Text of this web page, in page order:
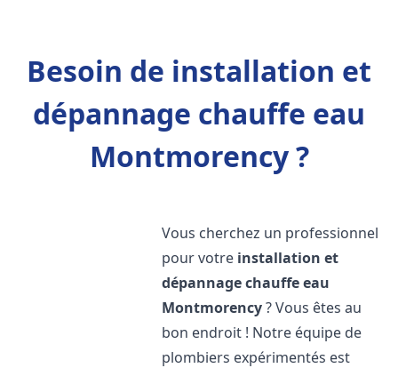
Besoin de installation et
dépannage chauffe eau
Montmorency ?
Vous cherchez un professionnel
pour votre installation et
dépannage chauffe eau
Montmorency? Vous êtes au
bon endroit ! Notre équipe de
plombiers expérimentés est